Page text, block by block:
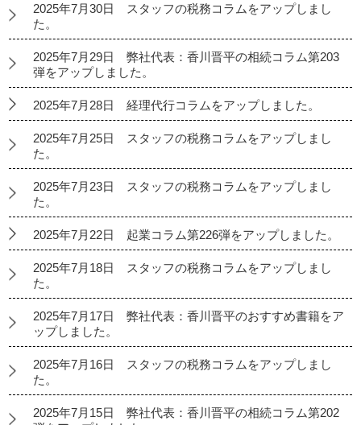
2025年7月30日 スタッフの税務コラムをアップしまし
た。
2025年7月29日 弊社代表：香川晋平の相続コラム第203
弾をアップしました。
2025年7月28日 経理代行コラムをアップしました。
2025年7月25日 スタッフの税務コラムをアップしまし
た。
2025年7月23日 スタッフの税務コラムをアップしまし
た。
2025年7月22日 起業コラム第226弾をアップしました。
2025年7月18日 スタッフの税務コラムをアップしまし
た。
2025年7月17日 弊社代表：香川晋平のおすすめ書籍をア
ップしました。
2025年7月16日 スタッフの税務コラムをアップしまし
た。
2025年7月15日 弊社代表：香川晋平の相続コラム第202